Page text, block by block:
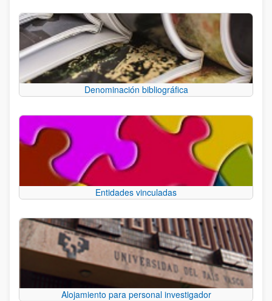
Denominación bibliográfica
Entidades vinculadas
Alojamiento para personal investigador